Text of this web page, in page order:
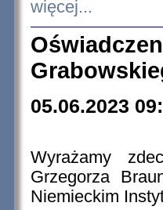
więcej...
05.06.2023
Wyrażamy
Grzegorza
Niemieckim